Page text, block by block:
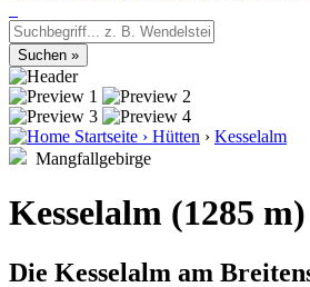
Startseite › Hütten › Kesselalm
Mangfallgebirge
Kesselalm (1285 m)
Die Kesselalm am